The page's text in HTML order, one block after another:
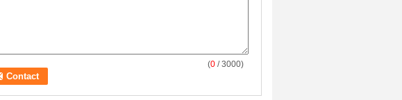
(0 / 3000)